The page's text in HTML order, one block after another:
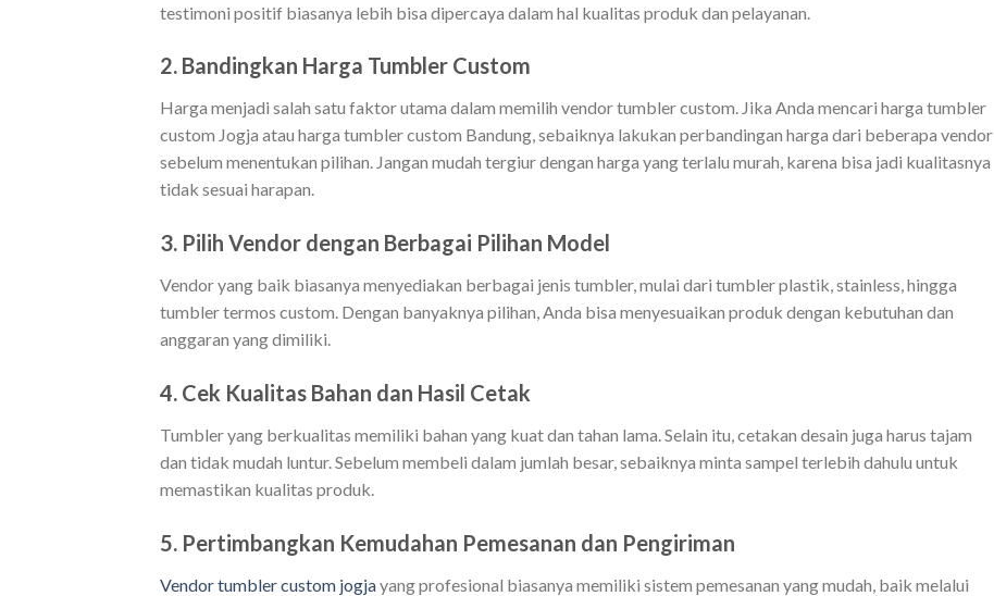
testimoni positif biasanya lebih bisa dipercaya dalam hal kualitas produk dan pelayanan.
2. Bandingkan Harga Tumbler Custom
Harga menjadi salah satu faktor utama dalam memilih vendor tumbler custom. Jika Anda mencari harga tumbler
custom Jogja atau harga tumbler custom Bandung, sebaiknya lakukan perbandingan harga dari beberapa vendor
sebelum menentukan pilihan. Jangan mudah tergiur dengan harga yang terlalu murah, karena bisa jadi kualitasnya
tidak sesuai harapan.
3. Pilih Vendor dengan Berbagai Pilihan Model
Vendor yang baik biasanya menyediakan berbagai jenis tumbler, mulai dari tumbler plastik, stainless, hingga
tumbler termos custom. Dengan banyaknya pilihan, Anda bisa menyesuaikan produk dengan kebutuhan dan
anggaran yang dimiliki.
4. Cek Kualitas Bahan dan Hasil Cetak
Tumbler yang berkualitas memiliki bahan yang kuat dan tahan lama. Selain itu, cetakan desain juga harus tajam
dan tidak mudah luntur. Sebelum membeli dalam jumlah besar, sebaiknya minta sampel terlebih dahulu untuk
memastikan kualitas produk.
5. Pertimbangkan Kemudahan Pemesanan dan Pengiriman
Vendor tumbler custom jogjayang profesional biasanya memiliki sistem pemesanan yang mudah, baik melalui